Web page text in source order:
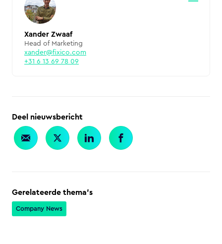
Xander Zwaaf
Head of Marketing
xander@fixico.com
+31 6 13 69 78 09
Deel nieuwsbericht
Gerelateerde thema's
Company News